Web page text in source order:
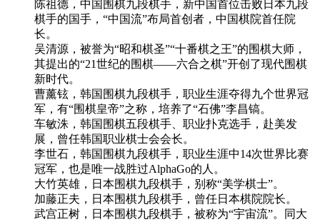
陈祖德，中国围棋九段棋手，新中国首位击败日本九段
棋手的国手，“中国流”布局首创者，中国棋院首任院
长。
吴清源，被誉为“昭和棋圣”“十番棋之王”的围棋大师，
其提出的“21世纪的围棋——六合之棋”开创了现代围棋
新时代。
曹薰铉，韩国围棋九段棋手，职业生涯夺得九个世界冠
军，有“围棋皇帝”之称，培养了“石佛”李昌镐。
车敏洙，韩国围棋五段棋手、职业扑克选手，赴美发
展，曾任韩国职业棋士会会长。
李世石，韩国围棋九段棋手，职业生涯中14次世界比赛
冠军，也是唯一战胜过AlphaGo的人。
大竹英雄，日本围棋九段棋手，别称“美学棋士”。
加藤正夫，日本围棋九段棋手，曾任日本棋院院长。
武宫正树，日本围棋九段棋手，被称为“宇宙流”。同大